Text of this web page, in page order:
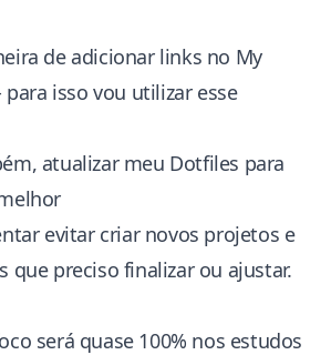
de adicionar links no My
para isso vou utilizar esse
atualizar meu Dotfiles para
evitar criar novos projetos e
que preciso finalizar ou ajustar.
será quase 100% nos estudos